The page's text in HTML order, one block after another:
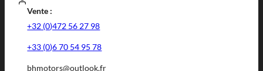
Vente :
+32 (0)472 56 27 98
+33 (0)6 70 54 95 78
bhmotors@outlook.fr